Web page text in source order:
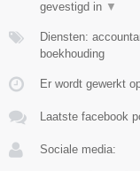
gevestigd in ▼
Diensten:
boekhouding
Er wordt gewerkt
Laatste facebook
Sociale media: